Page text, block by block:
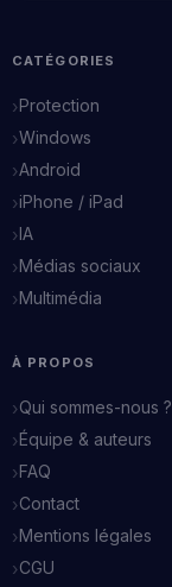
CATÉGORIES
Protection
Windows
Android
iPhone / iPad
IA
Médias sociaux
Multimédia
À PROPOS
Qui sommes-nous ?
Équipe & auteurs
FAQ
Contact
Mentions légales
CGU